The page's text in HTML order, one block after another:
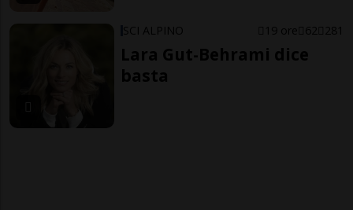
SCI ALPINO 19 ore 62 281
Lara Gut-Behrami dice
basta